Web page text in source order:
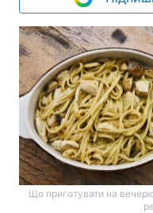
Що приготувати на